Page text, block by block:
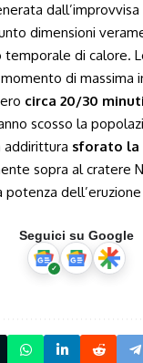
dimensioni
temporale di calore.
di massima
circa 20/30
scosso la
addirittura sforato
sopra al cratere
Seguici su Google